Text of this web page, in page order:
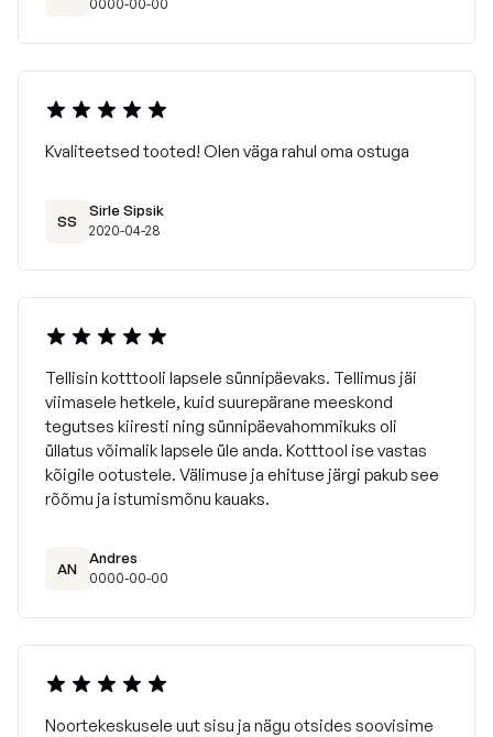
0000-00-00
Kvaliteetsed tooted! Olen väga rahul oma ostuga
SS
Sirle Sipsik
2020-04-28
Tellisin kotttooli lapsele sünnipäevaks. Tellimus jäi
viimasele hetkele, kuid suurepärane meeskond
tegutses kiiresti ning sünnipäevahommikuks oli
üllatus võimalik lapsele üle anda. Kotttool ise vastas
kõigile ootustele. Välimuse ja ehituse järgi pakub see
rõõmu ja istumismõnu kauaks.
AN
Andres
0000-00-00
Noortekeskusele uut sisu ja nägu otsides soovisime